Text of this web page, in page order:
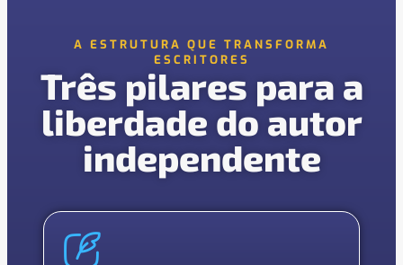
A ESTRUTURA QUE TRANSFORMA
ESCRITORES
Três pilares para a
liberdade do autor
independente